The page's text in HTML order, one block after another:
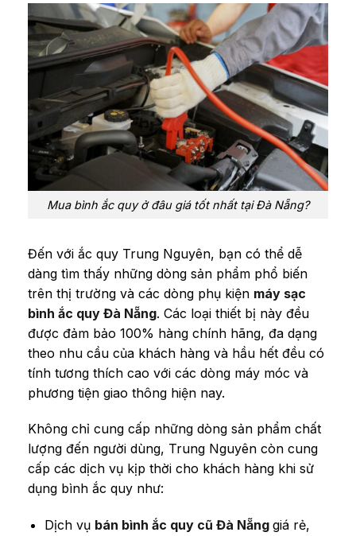
Mua bình ắc quy ở đâu giá tốt nhất tại Đà Nẵng?
Đến với ắc quy Trung Nguyên, bạn có thể dễ
dàng tìm thấy những dòng sản phẩm phổ biến
trên thị trường và các dòng phụ kiện máy sạc
bình ắc quy Đà Nẵng. Các loại thiết bị này đều
được đảm bảo 100% hàng chính hãng, đa dạng
theo nhu cầu của khách hàng và hầu hết đều có
tính tương thích cao với các dòng máy móc và
phương tiện giao thông hiện nay.
Không chỉ cung cấp những dòng sản phẩm chất
lượng đến người dùng, Trung Nguyên còn cung
cấp các dịch vụ kịp thời cho khách hàng khi sử
dụng bình ắc quy như:
Dịch vụ bán bình ắc quy cũ Đà Nẵng giá rẻ,